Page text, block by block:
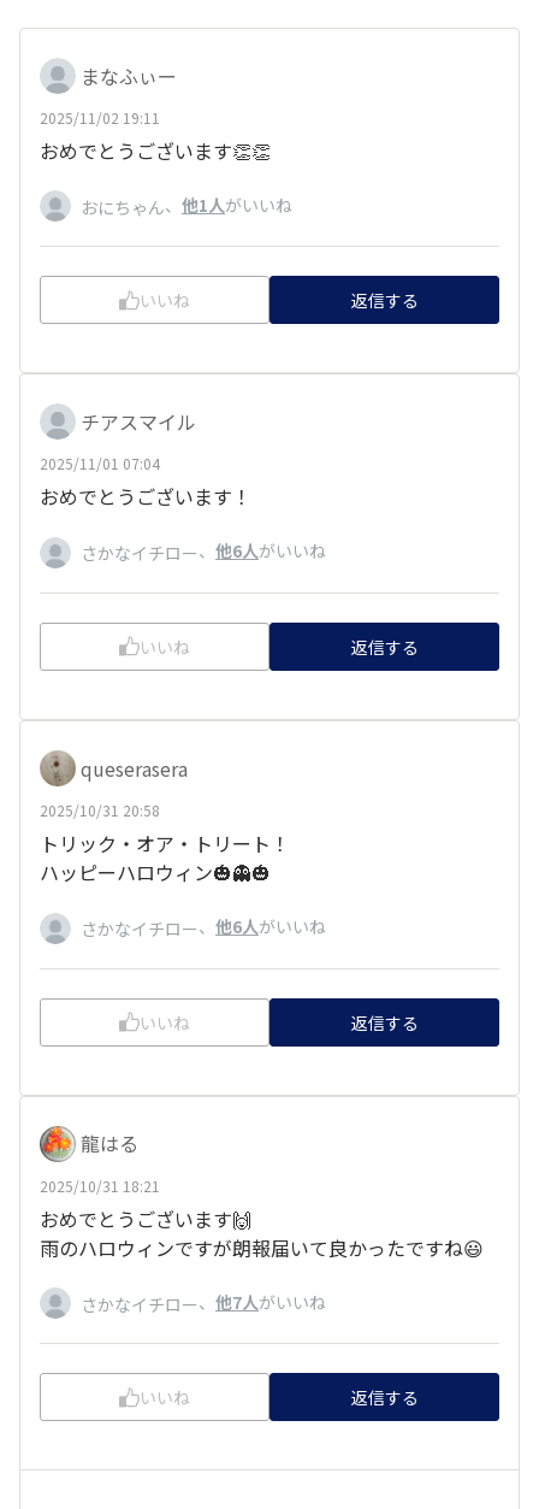
まなふぃー
2025/11/02 19:11
おめでとうございます👏👏
おにちゃん、 他1人がいいね
いいね 返信する
チアスマイル
2025/11/01 07:04
おめでとうございます！
さかなイチロー、 他6人がいいね
いいね 返信する
queserasera
2025/10/31 20:58
トリック・オア・トリート！
ハッピーハロウィン🎃👻🎃
さかなイチロー、 他6人がいいね
いいね 返信する
龍はる
2025/10/31 18:21
おめでとうございます🙌
雨のハロウィンですが朗報届いて良かったですね😃
さかなイチロー、 他7人がいいね
いいね 返信する